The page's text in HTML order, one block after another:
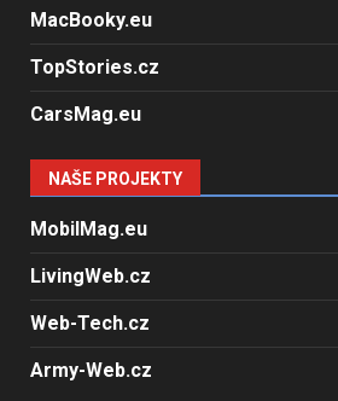
MacBooky.eu
TopStories.cz
CarsMag.eu
NAŠE PROJEKTY
MobilMag.eu
LivingWeb.cz
Web-Tech.cz
Army-Web.cz